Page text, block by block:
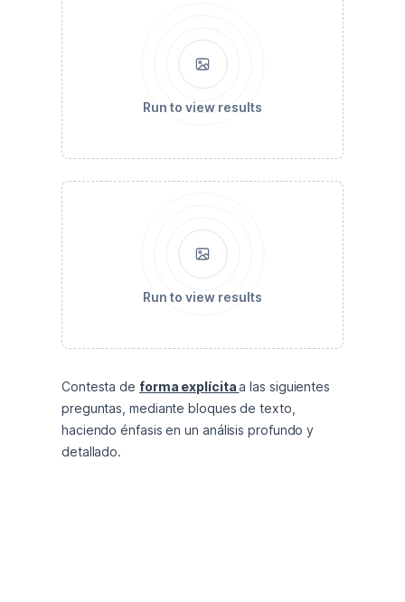
Run to view results
Run to view results
Contesta de forma explícita a las siguientes
preguntas, mediante bloques de texto,
haciendo énfasis en un análisis profundo y
detallado.